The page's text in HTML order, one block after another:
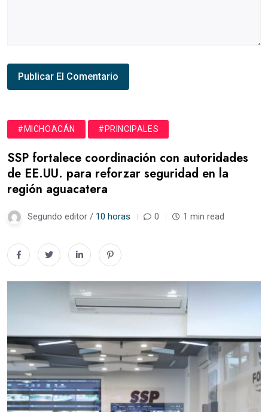
#MICHOACÁN #PRINCIPALES
SSP fortalece coordinación con autoridades
de EE.UU. para reforzar seguridad en la
región aguacatera
Segundo editor / 10 horas 0 1 min read